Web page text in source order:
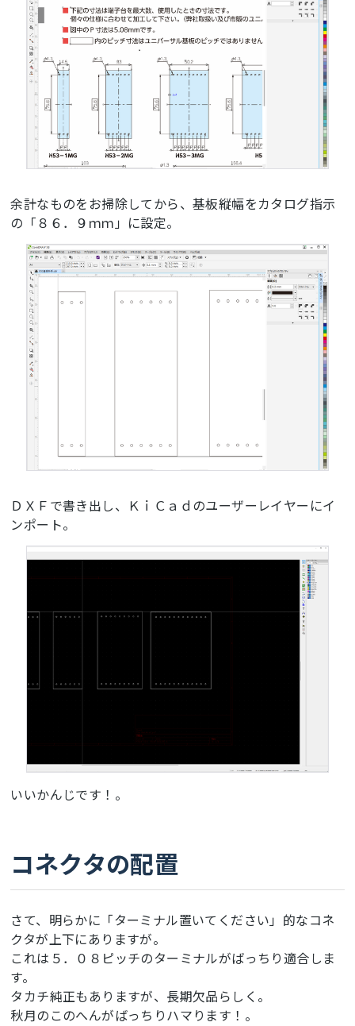
余計なものをお掃除してから、基板縦幅をカタログ指示
の「８６．９ｍｍ」に設定。
ＤＸＦで書き出し、ＫｉＣａｄのユーザーレイヤーにイ
ンポート。
いいかんじです！。
コネクタの配置
さて、明らかに「ターミナル置いてください」的なコネ
クタが上下にありますが。
これは５．０８ピッチのターミナルがばっちり適合しま
す。
タカチ純正もありますが、長期欠品らしく。
秋月のこのへんがばっちりハマります！。